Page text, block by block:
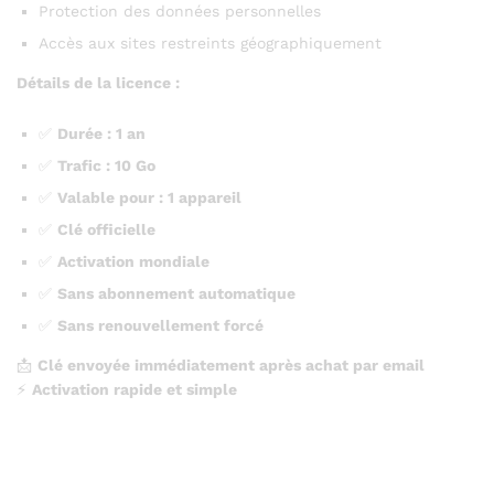
Protection des données personnelles
Accès aux sites restreints géographiquement
Détails de la licence :
Durée : 1 an
Trafic : 10 Go
Valable pour : 1 appareil
Clé officielle
Activation mondiale
Sans abonnement automatique
Sans renouvellement forcé
📩 Clé envoyée immédiatement après achat par email
⚡ Activation rapide et simple